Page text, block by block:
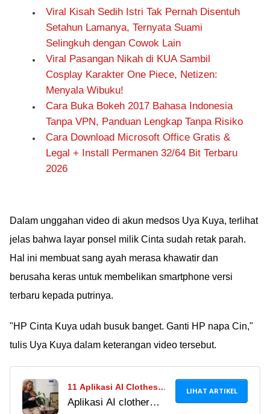
Viral Kisah Sedih Istri Tak Pernah Disentuh
Setahun Lamanya, Ternyata Suami
Selingkuh dengan Cowok Lain
Viral Pasangan Nikah di KUA Sambil
Cosplay Karakter One Piece, Netizen:
Menyala Wibuku!
Cara Buka Bokeh 2017 Bahasa Indonesia
Tanpa VPN, Panduan Lengkap Tanpa Risiko
Cara Download Microsoft Office Gratis &
Legal + Install Permanen 32/64 Bit Terbaru
2026
Dalam unggahan video di akun medsos Uya Kuya, terlihat
jelas bahwa layar ponsel milik Cinta sudah retak parah.
Hal ini membuat sang ayah merasa khawatir dan
berusaha keras untuk membelikan smartphone versi
terbaru kepada putrinya.
"HP Cinta Kuya udah busuk banget. Ganti HP napa Cin,"
tulis Uya Kuya dalam keterangan video tersebut.
11 Aplikasi AI Clothes
Remover Terbaik 2024,
Aplikasi AI clother
LIHAT ARTIKEL